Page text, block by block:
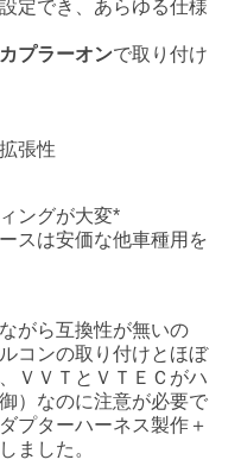
定でき、あらゆる仕様
プラーオンで取り付け
張性
ングが大変*
スは安価な他車種用を
がら互換性が無いの
コンの取り付けとほぼ
ＶＶＴとＶＴＥＣがハ
）なのに注意が必要で
プターハーネス製作＋
ました。